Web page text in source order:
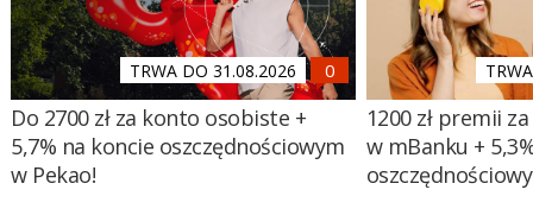
TRWA DO 31.08.2026
Do 2700 zł za konto osobiste +
5,7% na koncie oszczędnościowym
w Pekao!
1200 zł premii
w mBanku +